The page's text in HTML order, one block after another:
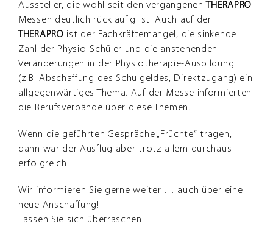
Aussteller, die wohl seit den vergangenen
THERAPRO
Messen deutlich rückläufig ist. Auch auf der
THERAPRO ist der Fachkräftemangel, die sinkende
Zahl der Physio-Schüler und die anstehenden
Veränderungen in der Physiotherapie-Ausbildung
(z.B. Abschaffung des Schulgeldes, Direktzugang) ein
allgegenwärtiges Thema. Auf der Messe informierten
die Berufsverbände über diese Themen.
Wenn die geführten Gespräche „Früchte“ tragen,
dann war der Ausflug aber trotz allem durchaus
erfolgreich!
Wir informieren Sie gerne weiter … auch über eine
neue Anschaffung!
Lassen Sie sich überraschen.